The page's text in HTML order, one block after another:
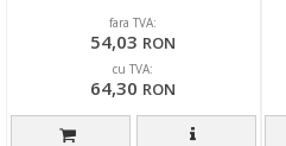
fara TVA:
54,03 RON
cu TVA:
64,30 RON